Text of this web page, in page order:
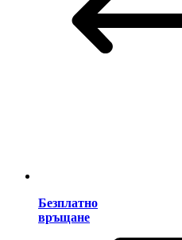
Безплатно
връщане